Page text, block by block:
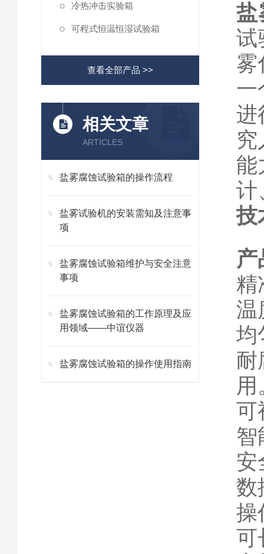
冷热冲击实验箱
可程式恒温恒湿试验箱
查看全部产品 >>
相关文章
ARTICLES
盐雾腐蚀试验箱的操作流程
盐雾试验机的安装需知及注意事
项
盐雾腐蚀试验箱维护与安全注意
事项
盐雾腐蚀试验箱的工作原理及应
用领域——中谊仪器
盐雾腐蚀试验箱的操作使用指南
盐
试
雾
一
进
能
计
技
产
精
温
均
耐
用
可
智
安
数
操
可